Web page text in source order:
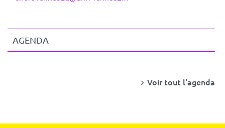
AGENDA
Voir tout l'agenda